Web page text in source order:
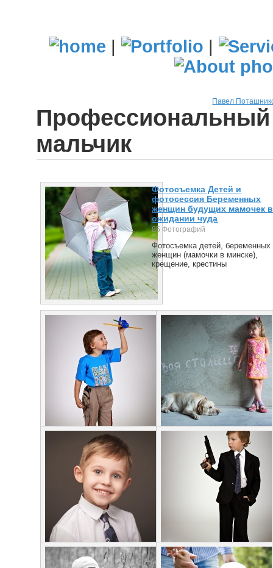
| |
Павел
мальчик
Фотосъемка Детей и
фотосессия Беременных
женщин будущих мамочек в
ожидании чуда
85 Фотографий
Фотосъемка детей, беременных
женщин (мамочки в минске),
крещение, крестины